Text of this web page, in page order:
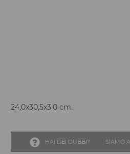
24,0x30,5x3,0 cm.
HAI DEI DUBBI? SIAMO